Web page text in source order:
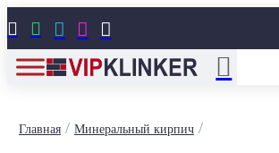
    
Главная/ Минеральный кирпич/